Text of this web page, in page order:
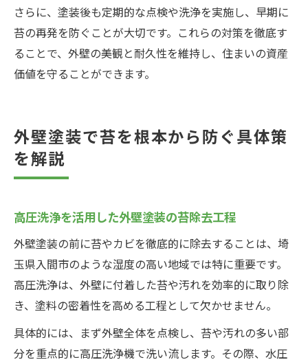
さらに、塗装後も定期的な点検や洗浄を実施し、早期に
苔の再発を防ぐことが大切です。これらの対策を徹底す
ることで、外壁の美観と耐久性を維持し、住まいの資産
価値を守ることができます。
外壁塗装で苔を根本から防ぐ具体策
を解説
高圧洗浄を活用した外壁塗装の苔除去工程
外壁塗装の前に苔やカビを徹底的に除去することは、埼
玉県入間市のような湿度の高い地域では特に重要です。
高圧洗浄は、外壁に付着した苔や汚れを効率的に取り除
き、塗料の密着性を高める工程として欠かせません。
具体的には、まず外壁全体を点検し、苔や汚れの多い部
分を重点的に高圧洗浄機で洗い流します。その際、水圧